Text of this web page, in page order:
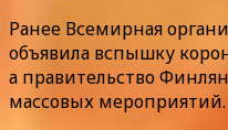
Ранее Всемирная
объявила вспышку
а правительство
массовых мероприятий.